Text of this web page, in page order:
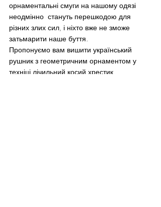
орнаментальні смуги на нашому одязі
неодмінно  стануть перешкодою для
різних злих сил, і ніхто вже не зможе
затьмарити наше буття.
Пропонуємо вам вишити український
рушник з геометричним орнаментом у
техніці лічильний косий хрестик.